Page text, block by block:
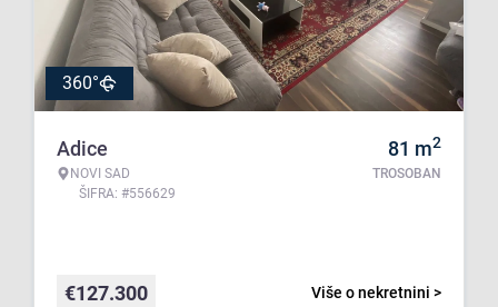
360°
Adice
NOVI SAD
ŠIFRA: #556629
81 m2
TROSOBAN
Više o nekretnini >
€127.300